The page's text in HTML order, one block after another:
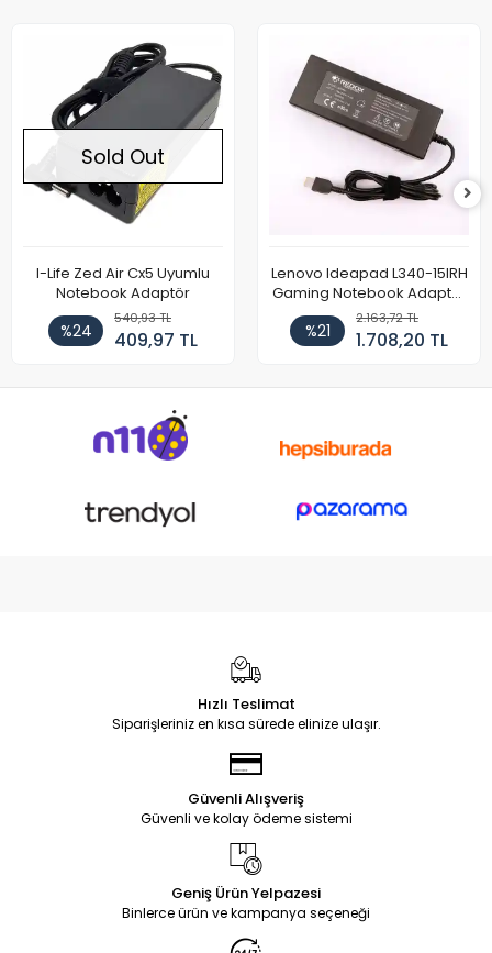
Sold Out
I-Life Zed Air Cx5 Uyumlu
Notebook Adaptör
%24
540,93 TL
409,97 TL
Lenovo Ideapad L340-15IRH
Gaming Notebook Adaptör
Cihazı Şarj Aleti (150W)
%21
2.163,72 TL
1.708,20 TL
Hızlı Teslimat
Siparişleriniz en kısa sürede elinize ulaşır.
Güvenli Alışveriş
Güvenli ve kolay ödeme sistemi
Geniş Ürün Yelpazesi
Binlerce ürün ve kampanya seçeneği